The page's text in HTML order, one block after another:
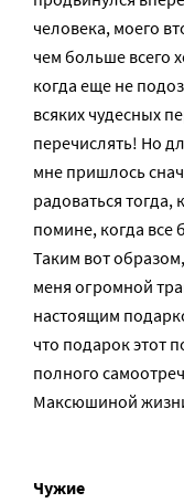
человека, моего
чем больше всего
когда еще не
всяких чудесных
перечислять! Но
мне пришлось
радоваться тогда,
помине, когда все
Таким вот
меня огромной
настоящим
что подарок этот
полного
Максюшиной
Чужие